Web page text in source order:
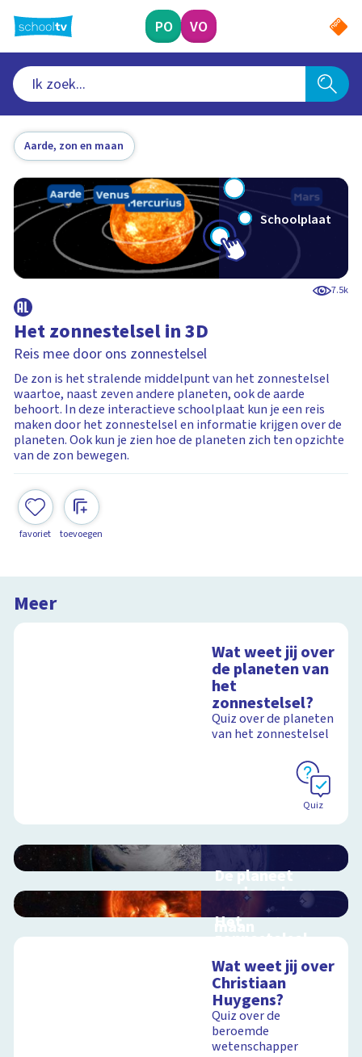
naar
hoofdinhoud
PO VO
Aarde, zon en maan
Schoolplaat
7.5k
Het zonnestelsel in 3D
Reis mee door ons zonnestelsel
De zon is het stralende middelpunt van het zonnestelsel
waartoe, naast zeven andere planeten, ook de aarde
behoort. In deze interactieve schoolplaat kun je een reis
maken door het zonnestelsel en informatie krijgen over de
planeten. Ook kun je zien hoe de planeten zich ten opzichte
van de zon bewegen.
favoriet toevoegen
Meer
Wat weet jij over
de planeten van
het
zonnestelsel?
Quiz over de planeten
van het zonnestelsel
Quiz
De planeet
aarde en haar
satelliet, de
maan
Interactieve
schoolplaat voorbij
de dampkring
Het
zonnestelsel
schoolplaat langs de
planeten
Schoolplaat
Wat weet jij over
Christiaan
Huygens?
Quiz over de
beroemde
wetenschapper